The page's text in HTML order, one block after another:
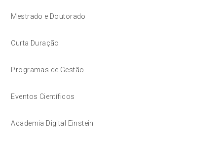
Mestrado e Doutorado
Curta Duração
Programas de Gestão
Eventos Científicos
Academia Digital Einstein